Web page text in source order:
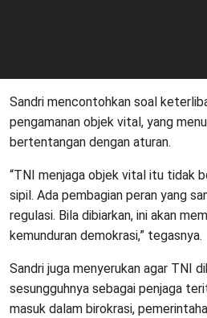
Sandri mencontohkan soal
pengamanan objek vital, yang
bertentangan dengan aturan.
“TNI menjaga objek vital itu tidak
sipil. Ada pembagian peran yang
regulasi. Bila dibiarkan, ini akan
kemunduran demokrasi,” tegasnya.
Sandri juga menyerukan agar TNI
sesungguhnya sebagai penjaga
masuk dalam birokrasi,